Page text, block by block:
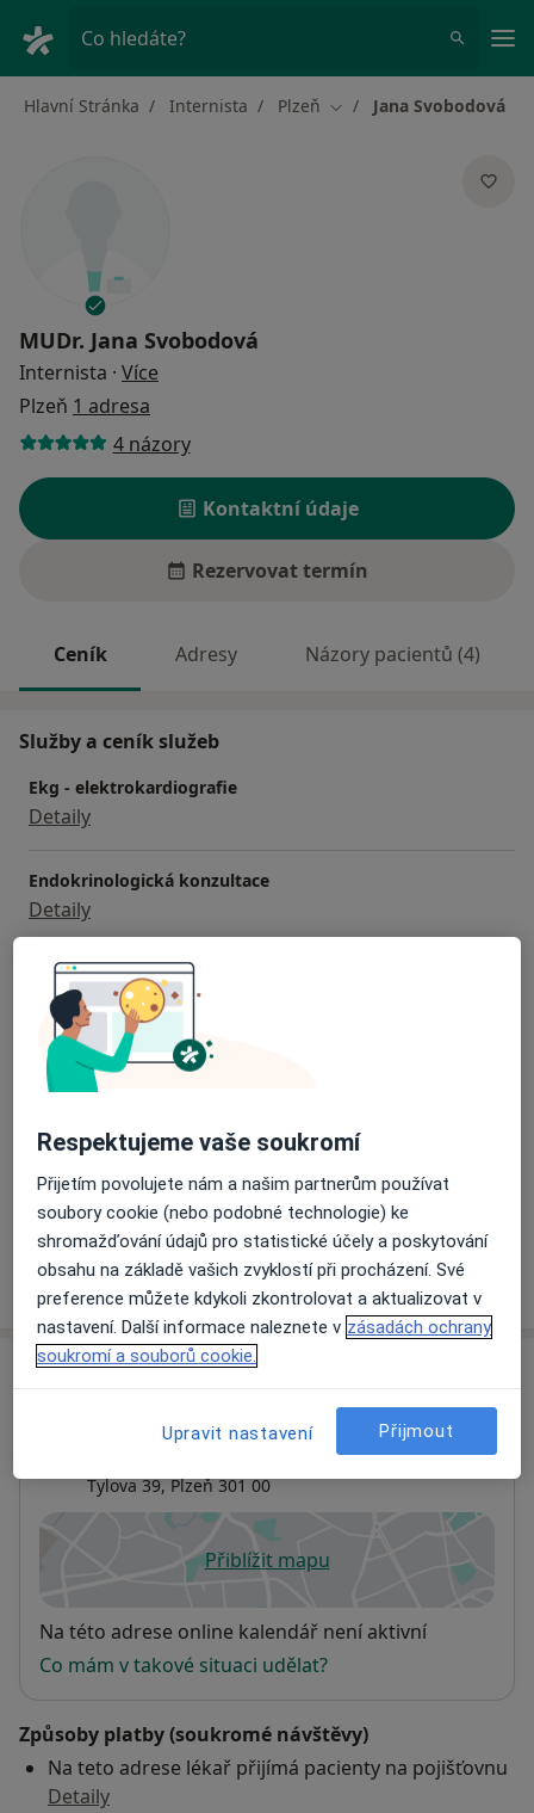
Co hledáte?
Hlavní Stránka Internista Plzeň Změna města
Jana Svobodová
MUDr. Jana Svobodová
Internista · Více
Plzeň 1 adresa
4 názory
Kontaktní údaje
Rezervovat termín
Ceník Adresy Názory pacientů (4)
Služby a ceník služeb
Ekg - elektrokardiografie
Detaily
Endokrinologická konzultace
Detaily
Interní vyšetření
Detaily
Tlakový holter
Detaily
Ultrazvuk štítné žlázy
Detaily
Jak fungují ceny?
Adresa
Interní, endokrinologická a
revmatologická ambulance
Tylova 39, Plzeň301 00
Přiblížit mapuse otevře v nové záložce
Dostupnost
Na této adrese online kalendář není aktivní
Co mám v takové situaci udělat?
Způsoby platby (soukromé návštěvy)
Na teto adrese lékař přijímá pacienty na pojišťovnu
Detaily
Respektujeme vaše soukromí
Přijetím povolujete nám a našim partnerům používat
soubory cookie (nebo podobné technologie) ke
shromažďování údajů pro statistické účely a poskytování
obsahu na základě vašich zvyklostí při procházení. Své
preference můžete kdykoli zkontrolovat a aktualizovat v
nastavení. Další informace naleznete v zásadách ochrany
soukromí a souborů cookie.
Upravit nastavení Přijmout